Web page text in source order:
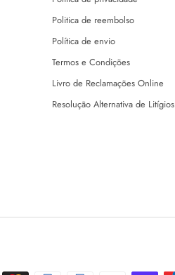
Politica de reembolso
Política de envio
Termos e Condições
Livro de Reclamações Online
Resolução Alternativa de Litígios